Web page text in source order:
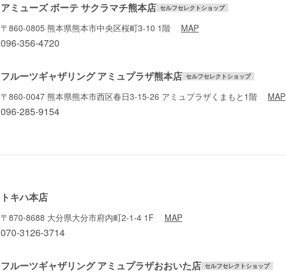
アミューズ ボーテ サクラマチ熊本店 セルフセレクトショップ
〒860-0805 熊本県熊本市中央区桜町3-10 1階 MAP
096-356-4720
フルーツギャザリング アミュプラザ熊本店 セルフセレクトショップ
〒860-0047 熊本県熊本市西区春日3-15-26 アミュプラザくまもと1階 MAP
096-285-9154
トキハ本店
〒870-8688 大分県大分市府内町2-1-4 1F MAP
070-3126-3714
フルーツギャザリング アミュプラザおおいた店 セルフセレクトショップ